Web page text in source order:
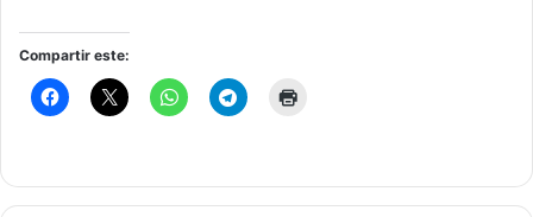
Compartir este: